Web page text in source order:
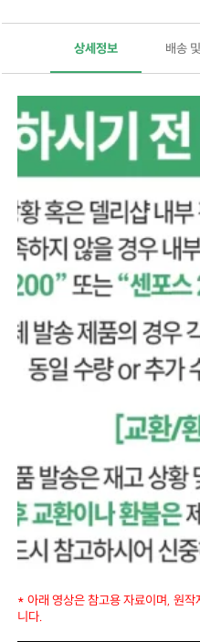
상세정보 배송
* 아래 영상은 참고용 자료이며, 원
니다.